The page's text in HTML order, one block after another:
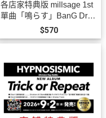
各店家特典版 millsage 1st
單曲「鳴らす」BanG Drea
m! *9/30發售!$570